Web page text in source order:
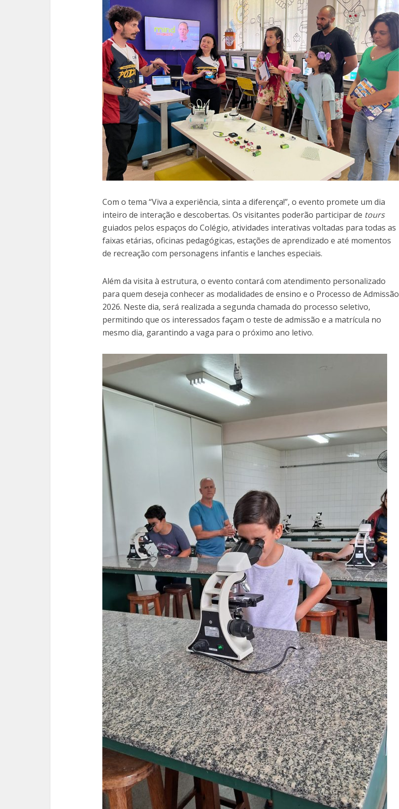
Com o tema “Viva a experiência, sinta a diferença!”, o evento promete um dia
inteiro de interação e descobertas. Os visitantes poderão participar de tours
guiados pelos espaços do Colégio, atividades interativas voltadas para todas as
faixas etárias, oficinas pedagógicas, estações de aprendizado e até momentos
de recreação com personagens infantis e lanches especiais.
Além da visita à estrutura, o evento contará com atendimento personalizado
para quem deseja conhecer as modalidades de ensino e o Processo de Admissão
2026. Neste dia, será realizada a segunda chamada do processo seletivo,
permitindo que os interessados façam o teste de admissão e a matrícula no
mesmo dia, garantindo a vaga para o próximo ano letivo.